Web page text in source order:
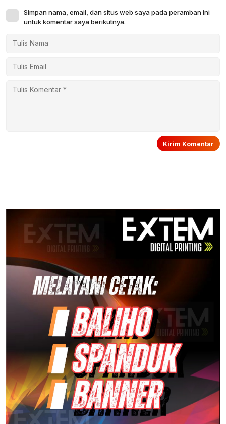
Simpan nama, email, dan situs web saya pada peramban ini
untuk komentar saya berikutnya.